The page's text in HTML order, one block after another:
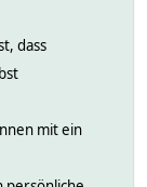
dass
mit ein